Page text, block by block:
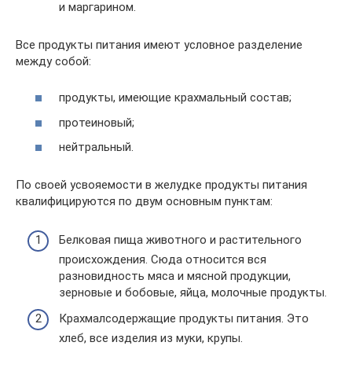
и маргарином.
Все продукты питания имеют условное разделение
между собой:
продукты, имеющие крахмальный состав;
протеиновый;
нейтральный.
По своей усвояемости в желудке продукты питания
квалифицируются по двум основным пунктам:
Белковая пища животного и растительного
происхождения. Сюда относится вся
разновидность мяса и мясной продукции,
зерновые и бобовые, яйца, молочные продукты.
Крахмалсодержащие продукты питания. Это
хлеб, все изделия из муки, крупы.